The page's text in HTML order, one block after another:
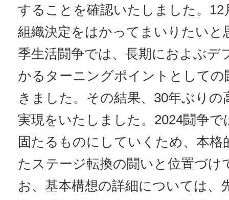
することを確認いたしました。12
組織決定をはかってまいりたいと
季生活闘争では、長期におよぶデ
かるターニングポイントとしての
きました。その結果、30年ぶりの
実現をいたしました。2024闘争
固たるものにしていくため、本格
たステージ転換の闘いと位置づけ
お、基本構想の詳細については、